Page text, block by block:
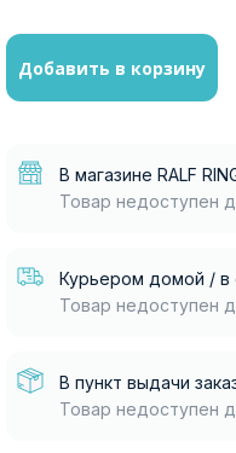
Добавить в корзину
В магазине RALF
Товар недоступен
Курьером домой / в
Товар недоступен
В пункт выдачи
Товар недоступен